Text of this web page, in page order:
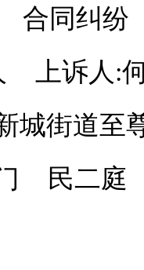
同纠纷
上诉人:
城街道至
民二庭